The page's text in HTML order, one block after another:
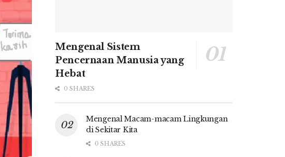
Mengenal Sistem
Pencernaan Manusia yang
Hebat
0 SHARES
Mengenal Macam-macam Lingkungan
di Sekitar Kita
0 SHARES